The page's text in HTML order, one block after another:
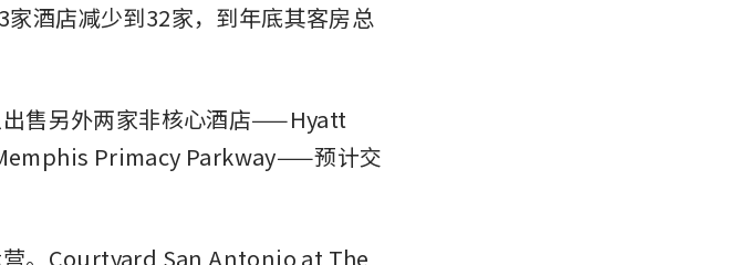
酒店减少到32家，到年底其客房总
售另外两家非核心酒店——Hyatt
Primacy Parkway——预计交
营。Courtyard San Antonio at The